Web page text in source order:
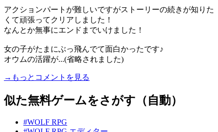
アクションパートが難しいですがストーリーの続きが知りた
くて頑張ってクリアしました！
なんとか無事にエンドまでいけました！
女の子がたまにぶっ飛んでて面白かったです♪
オウムの活躍が...(省略されました)
→もっとコメントを見る
似た無料ゲームをさがす（自動）
#WOLF RPG